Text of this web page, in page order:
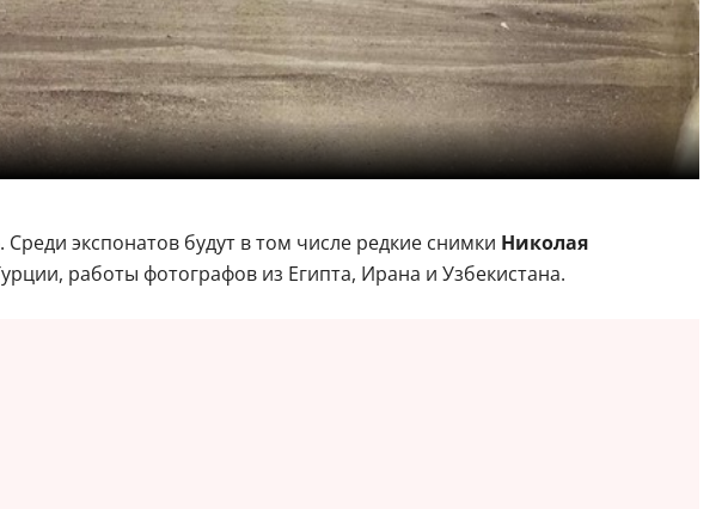
экспонатов будут в том числе редкие снимки Николая
работы фотографов из Египта, Ирана и Узбекистана.